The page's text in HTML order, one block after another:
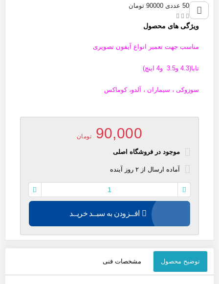
پک 50 عددی 90000 تومان
ویژگی های محصول
مناسب جهت تعمیر انواع آیفون تصویری
تابا(4.3 و3.5 و4 اینچ)
سوزوکی ، سیماران ، آلدو، کوماکس
90,000 تومان
موجود در فروشگاه اصلی
آماده ارسال از۲ روز آینده
افــزودن به سبــد خریــد
توضیح محصول مشخصات فنی